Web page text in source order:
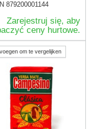
879200001144
Zarejestruj się, aby
ceny hurtowe.
om te vergelijken